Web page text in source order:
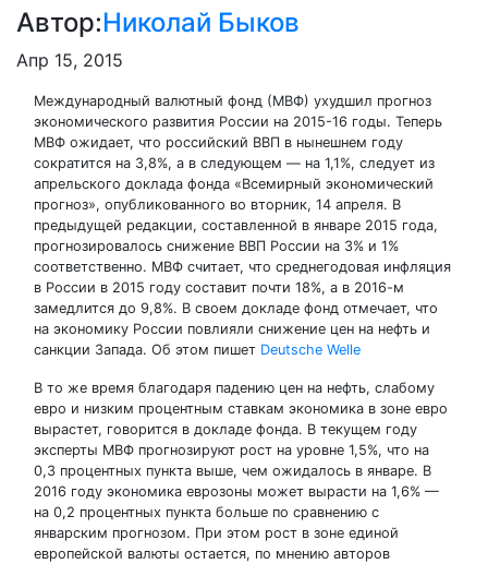
Автор:Николай Быков
Апр 15, 2015
Международный валютный фонд (МВФ) ухудшил прогноз
экономического развития России на 2015-16 годы. Теперь
МВФ ожидает, что российский ВВП в нынешнем году
сократится на 3,8%, а в следующем — на 1,1%, следует из
апрельского доклада фонда «Всемирный экономический
прогноз», опубликованного во вторник, 14 апреля. В
предыдущей редакции, составленной в январе 2015 года,
прогнозировалось снижение ВВП России на 3% и 1%
соответственно. МВФ считает, что среднегодовая инфляция
в России в 2015 году составит почти 18%, а в 2016-м
замедлится до 9,8%. В своем докладе фонд отмечает, что
на экономику России повлияли снижение цен на нефть и
санкции Запада. Об этом пишет Deutsche Welle
В то же время благодаря падению цен на нефть, слабому
евро и низким процентным ставкам экономика в зоне евро
вырастет, говорится в докладе фонда. В текущем году
эксперты МВФ прогнозируют рост на уровне 1,5%, что на
0,3 процентных пункта выше, чем ожидалось в январе. В
2016 году экономика еврозоны может вырасти на 1,6% —
на 0,2 процентных пункта больше по сравнению с
январским прогнозом. При этом рост в зоне единой
европейской валюты остается, по мнению авторов